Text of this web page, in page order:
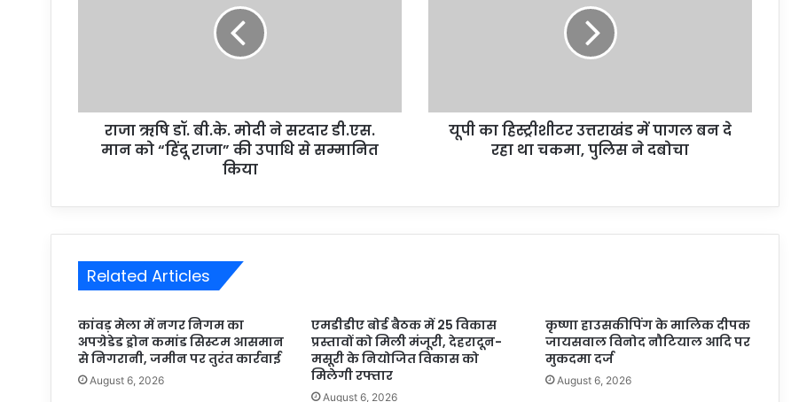
राजा ऋषि डॉ. बी.के. मोदी ने सरदार डी.एस.
मान को “हिंदू राजा” की उपाधि से सम्मानित
किया
यूपी का हिस्ट्रीशीटर उत्तराखंड में पागल बन दे
रहा था चकमा, पुलिस ने दबोचा
Related Articles
कांवड़ मेला में नगर निगम का
अपग्रेडेड ड्रोन कमांड सिस्टम आसमान
से निगरानी, जमीन पर तुरंत कार्रवाई
August 6, 2026
एमडीडीए बोर्ड बैठक में 25 विकास
प्रस्तावों को मिली मंजूरी, देहरादून-
मसूरी के नियोजित विकास को
मिलेगी रफ्तार
August 6, 2026
कृष्णा हाउसकीपिंग के मालिक दीपक
जायसवाल विनोद नौटियाल आदि पर
मुकदमा दर्ज
August 6, 2026